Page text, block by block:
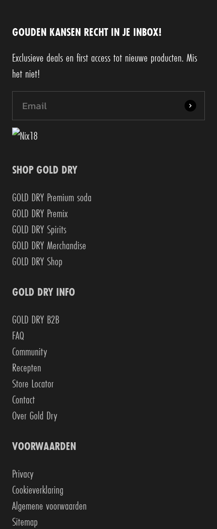
GOUDEN KANSEN RECHT IN JE INBOX!
Exclusieve deals en first access tot nieuwe producten. Mis
het niet!
SHOP GOLD DRY
GOLD DRY Premium soda
GOLD DRY Premix
GOLD DRY Spirits
GOLD DRY Merchandise
GOLD DRY Shop
GOLD DRY INFO
GOLD DRY B2B
FAQ
Community
Recepten
Store Locator
Contact
Over Gold Dry
VOORWAARDEN
Privacy
Cookieverklaring
Algemene voorwaarden
Sitemap